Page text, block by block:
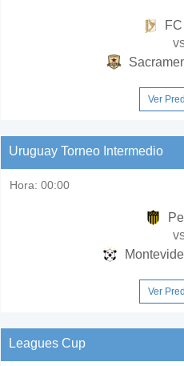
Ver
Uruguay Torneo Intermedio
Hora: 00:00
Ver
Leagues Cup